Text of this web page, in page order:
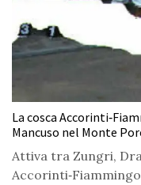
La cosca
Mancuso nel Monte
Attiva tra Zungri,